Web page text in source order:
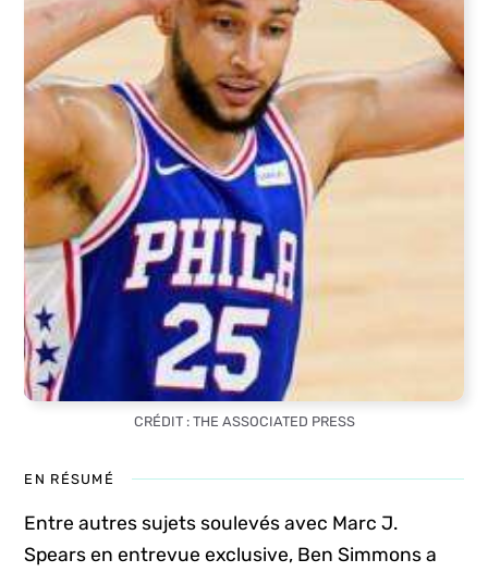
CRÉDIT : THE ASSOCIATED PRESS
EN RÉSUMÉ
Entre autres sujets soulevés avec Marc J.
Spears en entrevue exclusive, Ben Simmons a